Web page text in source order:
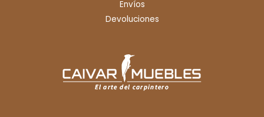
Envíos
Devoluciones